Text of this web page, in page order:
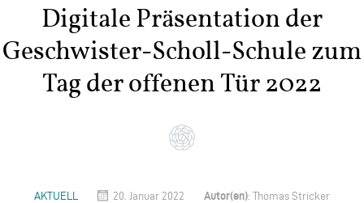
Digitale Präsentation der
Geschwister-Scholl-Schule zum
Tag der offenen Tür 2022
AKTUELL 20. Januar 2022 Autor(en): Thomas Stricker